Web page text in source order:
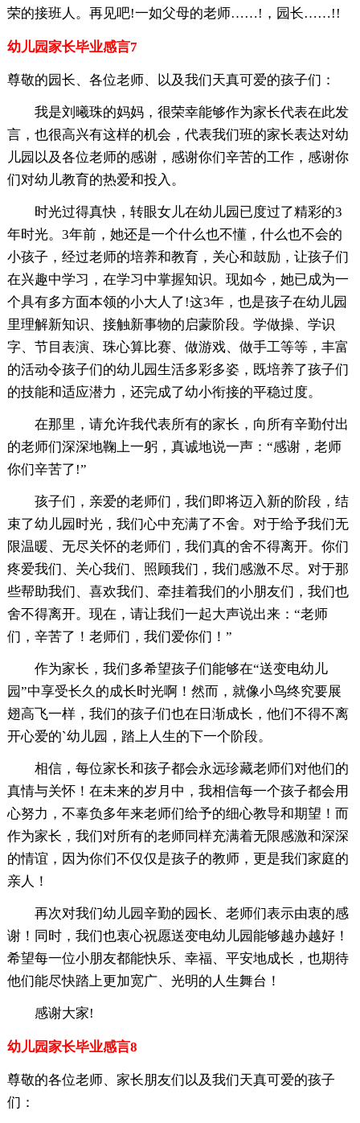
荣的接班人。再见吧!一如父母的老师……!，园长……!!
幼儿园家长毕业感言7
尊敬的园长、各位老师、以及我们天真可爱的孩子们：
我是刘曦珠的妈妈，很荣幸能够作为家长代表在此发
言，也很高兴有这样的机会，代表我们班的家长表达对幼
儿园以及各位老师的感谢，感谢你们辛苦的工作，感谢你
们对幼儿教育的热爱和投入。
时光过得真快，转眼女儿在幼儿园已度过了精彩的3
年时光。3年前，她还是一个什么也不懂，什么也不会的
小孩子，经过老师的培养和教育，关心和鼓励，让孩子们
在兴趣中学习，在学习中掌握知识。现如今，她已成为一
个具有多方面本领的小大人了!这3年，也是孩子在幼儿园
里理解新知识、接触新事物的启蒙阶段。学做操、学识
字、节目表演、珠心算比赛、做游戏、做手工等等，丰富
的活动令孩子们的幼儿园生活多彩多姿，既培养了孩子们
的技能和适应潜力，还完成了幼小衔接的平稳过度。
在那里，请允许我代表所有的家长，向所有辛勤付出
的老师们深深地鞠上一躬，真诚地说一声：“感谢，老师
你们辛苦了!”
孩子们，亲爱的老师们，我们即将迈入新的阶段，结
束了幼儿园时光，我们心中充满了不舍。对于给予我们无
限温暖、无尽关怀的老师们，我们真的舍不得离开。你们
疼爱我们、关心我们、照顾我们，我们感激不尽。对于那
些帮助我们、喜欢我们、牵挂着我们的小朋友们，我们也
舍不得离开。现在，请让我们一起大声说出来：“老师
们，辛苦了！老师们，我们爱你们！”
作为家长，我们多希望孩子们能够在“送变电幼儿
园”中享受长久的成长时光啊！然而，就像小鸟终究要展
翅高飞一样，我们的孩子们也在日渐成长，他们不得不离
开心爱的`幼儿园，踏上人生的下一个阶段。
相信，每位家长和孩子都会永远珍藏老师们对他们的
真情与关怀！在未来的岁月中，我相信每一个孩子都会用
心努力，不辜负多年来老师们给予的细心教导和期望！而
作为家长，我们对所有的老师同样充满着无限感激和深深
的情谊，因为你们不仅仅是孩子的教师，更是我们家庭的
亲人！
再次对我们幼儿园辛勤的园长、老师们表示由衷的感
谢！同时，我们也衷心祝愿送变电幼儿园能够越办越好！
希望每一位小朋友都能快乐、幸福、平安地成长，也期待
他们能尽快踏上更加宽广、光明的人生舞台！
感谢大家!
幼儿园家长毕业感言8
尊敬的各位老师、家长朋友们以及我们天真可爱的孩子
们：